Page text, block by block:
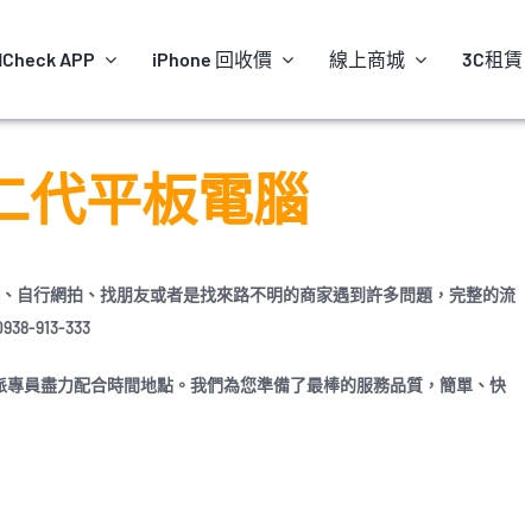
APP iPhone 回收價 線上商城 3C租賃
代平板電腦
自行網拍、找朋友或者是找來路不明的商家遇到許多問題，完整的流
913-333
員盡力配合時間地點。我們為您準備了最棒的服務品質， 簡單、快